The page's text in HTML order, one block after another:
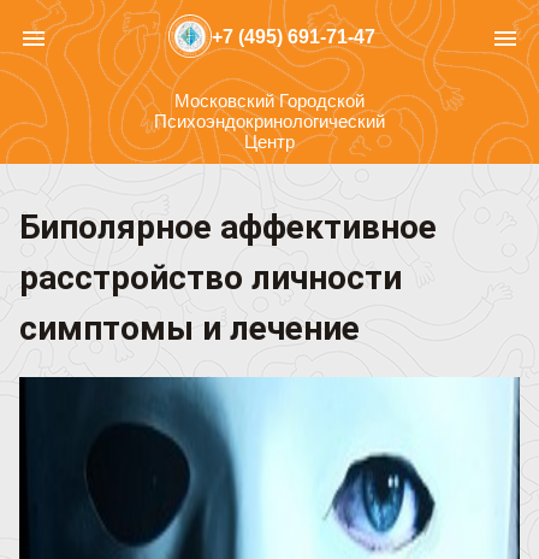
menu +7 (495) 691-71-47 menu
Московский Городской
Психоэндокринологический
Центр
Биполярное аффективное
расстройство личности
симптомы и лечение